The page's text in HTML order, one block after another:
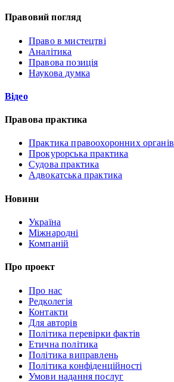
Правовий погляд
Право в мистецтві
Аналітика
Правова позиція
Наукова думка
Відео
Правова практика
Практика правоохоронних органів
Прокурорська практика
Судова практика
Адвокатська практика
Новини
Україна
Міжнародні
Компаній
Про проект
Про нас
Редколегія
Контакти
Для авторів
Політика перевірки фактів
Етична політика
Політика виправлень
Політика конфіденційності
Умови надання послуг